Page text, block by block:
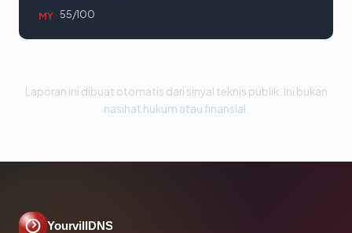
MY 55/100
Laporan ini dibuat otomatis dari sinyal teknis publik. Ini bukan
nasihat hukum atau finansial.
YourvillDNS